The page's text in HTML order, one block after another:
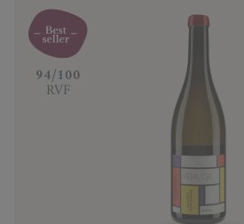
‍94/100
RVF